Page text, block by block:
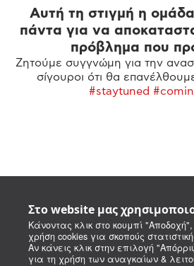
Στο website μας
Κάνοντας κλικ στο κουμπί
χρήση cookies για σκοπούς
Αν κάνεις κλικ στην επιλογή
για τη χρήση των αναγκαίων &
Αυτή τη στιγμή η
πάντα για να
πρόβλημα που
Ζητούμε συγγνώμη για την
σίγουροι ότι θα
#staytuned